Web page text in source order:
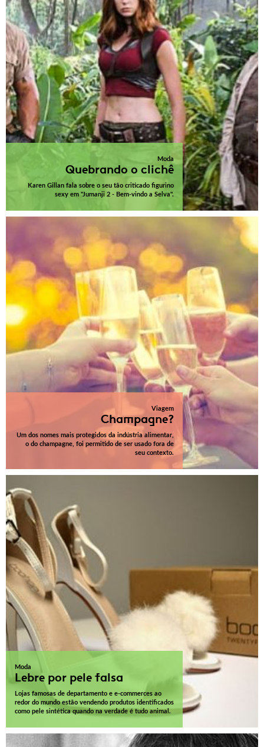
Moda
Quebrando o clichê
Karen Gillan fala sobre o seu tão criticado figurino
sexy em "Jumanji 2 - Bem-vindo a Selva".
Viagem
Champagne?
Um dos nomes mais protegidos da indústria alimentar,
o do champagne, foi permitido de ser usado fora de
seu contexto.
Moda
Lebre por pele falsa
Lojas famosas de departamento e e-commerces ao
redor do mundo estão vendendo produtos identificados
como pele sintética quando na verdade é tudo animal.